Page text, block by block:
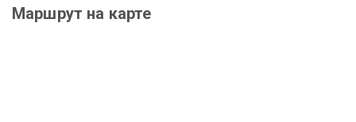
Маршрут на карте